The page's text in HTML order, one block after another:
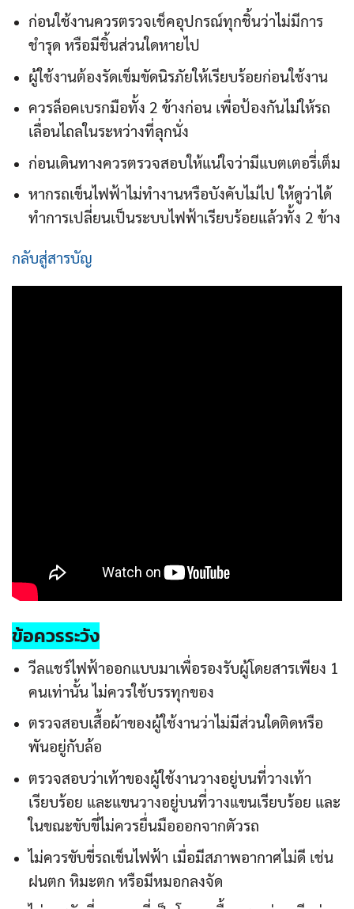
ก่อนใช้งานควรตรวจเช็คอุปกรณ์ทุกชิ้นว่าไม่มีการ
ชำรุด หรือมีชิ้นส่วนใดหายไป
ผู้ใช้งานต้องรัดเข็มขัดนิรภัยให้เรียบร้อยก่อนใช้งาน
ควรล็อคเบรกมือทั้ง 2 ข้างก่อน เพื่อป้องกันไม่ให้รถ
เลื่อนไถลในระหว่างที่ลุกนั่ง
ก่อนเดินทางควรตรวจสอบให้แน่ใจว่ามีแบตเตอรี่เต็ม
หากรถเข็นไฟฟ้าไม่ทำงานหรือบังคับไม่ไป ให้ดูว่าได้
ทำการเปลี่ยนเป็นระบบไฟฟ้าเรียบร้อยแล้วทั้ง 2 ข้าง
กลับสู่สารบัญ
ข้อควรระวัง
วีลแชร์ไฟฟ้าออกแบบมาเพื่อรองรับผู้โดยสารเพียง 1
คนเท่านั้น ไม่ควรใช้บรรทุกของ
ตรวจสอบเสื้อผ้าของผู้ใช้งานว่าไม่มีส่วนใดติดหรือ
พันอยู่กับล้อ
ตรวจสอบว่าเท้าของผู้ใช้งานวางอยู่บนที่วางเท้า
เรียบร้อย และแขนวางอยู่บนที่วางแขนเรียบร้อย และ
ในขณะขับขี่ไม่ควรยื่นมือออกจากตัวรถ
ไม่ควรขับขี่รถเข็นไฟฟ้า เมื่อมีสภาพอากาศไม่ดี เช่น
ฝนตก หิมะตก หรือมีหมอกลงจัด